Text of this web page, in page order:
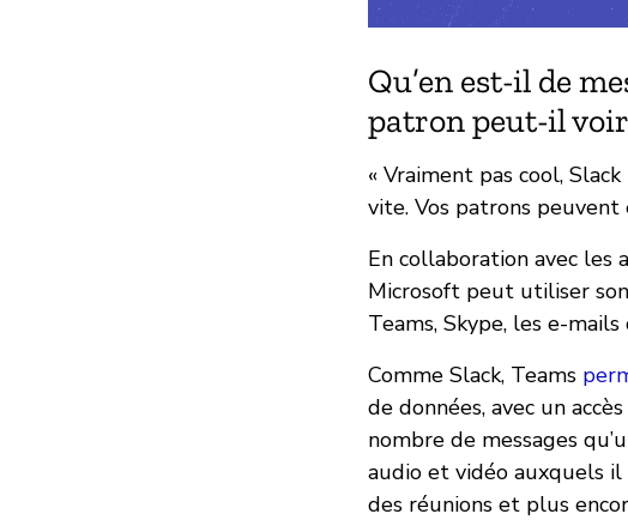
Qu’en est-il de
patron peut-il
« Vraiment pas cool,
vite. Vos patrons
En collaboration avec les
Microsoft peut utiliser son
Teams, Skype, les e-
Comme Slack, Teams
de données, avec un
nombre de messages
audio et vidéo auxquels
des réunions et plus